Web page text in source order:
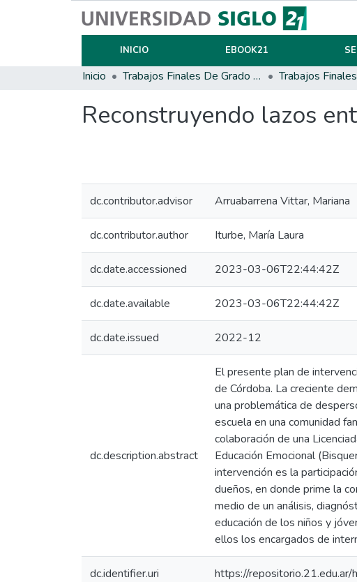
INICIO EBOOK21
Inicio Trabajos Finales De Grado Y Posgrado Trabajos
Reconstruyendo lazos
dc.contributor.advisor Arruabarrena Vittar, Mariana
dc.contributor.author Iturbe, María Laura
dc.date.accessioned 2023-03-06T22:44:42Z
dc.date.available 2023-03-06T22:44:42Z
dc.date.issued 2022-12
dc.description.abstract
El presente plan de
de Córdoba. La creciente
una problemática de
escuela en una comunidad
colaboración de una
Educación Emocional
intervención es la
dueños, en donde prime la
medio de un análisis,
educación de los niños y
ellos los encargados de
dc.identifier.uri https://